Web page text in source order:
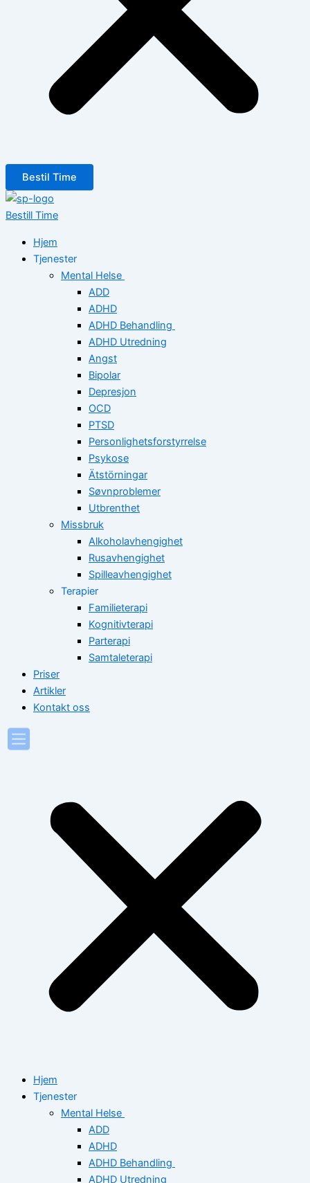
Bestil Time
Bestill Time
Hjem
Tjenester
Mental Helse
ADD
ADHD
ADHD Behandling
ADHD Utredning
Angst
Bipolar
Depresjon
OCD
PTSD
Personlighetsforstyrrelse
Psykose
Ätstörningar
Søvnproblemer
Utbrenthet
Missbruk
Alkoholavhengighet
Rusavhengighet
Spilleavhengighet
Terapier
Familieterapi
Kognitivterapi
Parterapi
Samtaleterapi
Priser
Artikler
Kontakt oss
Hjem
Tjenester
Mental Helse
ADD
ADHD
ADHD Behandling
ADHD Utredning